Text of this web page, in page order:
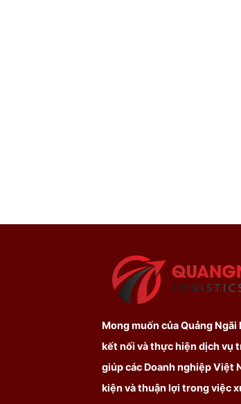
Mong muốn của Quảng
kết nối và thực hiện dịch vụ
giúp các Doanh nghiệp Việt
kiện và thuận lợi trong việc